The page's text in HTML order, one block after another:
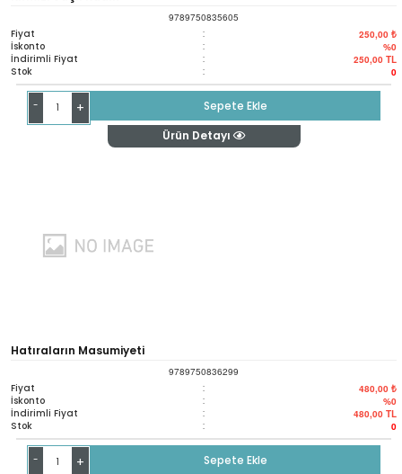
9789750835605
Fiyat : 250,00 ₺
İskonto : %0
İndirimli Fiyat : 250,00 TL
Stok : 0
- +
Sepete Ekle
Ürün Detayı
Hatıraların Masumiyeti
9789750836299
Fiyat : 480,00 ₺
İskonto : %0
İndirimli Fiyat : 480,00 TL
Stok : 0
- +
Sepete Ekle